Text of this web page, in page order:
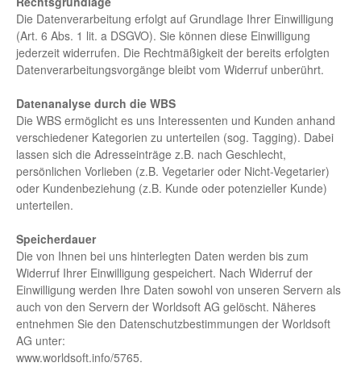
Die Datenverarbeitung erfolgt auf Grundlage Ihrer Einwilligung
(Art. 6 Abs. 1 lit. a DSGVO). Sie können diese Einwilligung
jederzeit widerrufen. Die Rechtmäßigkeit der bereits erfolgten
Datenverarbeitungsvorgänge bleibt vom Widerruf unberührt.
Datenanalyse durch die WBS
Die WBS ermöglicht es uns Interessenten und Kunden anhand
verschiedener Kategorien zu unterteilen (sog. Tagging). Dabei
lassen sich die Adresseinträge z.B. nach Geschlecht,
persönlichen Vorlieben (z.B. Vegetarier oder Nicht-Vegetarier)
oder Kundenbeziehung (z.B. Kunde oder potenzieller Kunde)
unterteilen.
Speicherdauer
Die von Ihnen bei uns hinterlegten Daten werden bis zum
Widerruf Ihrer Einwilligung gespeichert. Nach Widerruf der
Einwilligung werden Ihre Daten sowohl von unseren Servern als
auch von den Servern der Worldsoft AG gelöscht. Näheres
entnehmen Sie den Datenschutzbestimmungen der Worldsoft
AG unter:
www.worldsoft.info/5765.